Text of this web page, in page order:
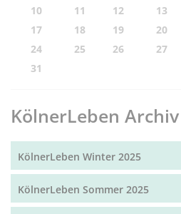
10
11 12 13
17
18 19 20
24
25 26 27
31
KölnerLeben Archiv
KölnerLeben Winter 2025
KölnerLeben Sommer 2025